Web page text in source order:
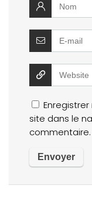
site dans le
commentaire.